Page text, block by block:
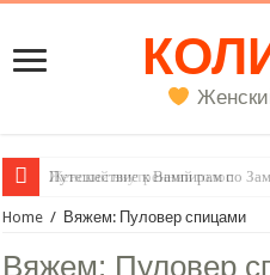
Женский внутренний голос
Home / Вяжем: Пуловер спицами
Вяжем: Пуловер